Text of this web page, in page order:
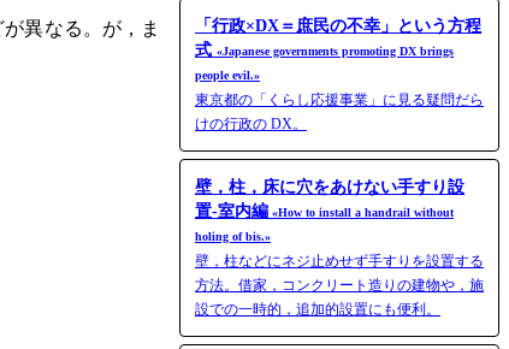
「行政×DX＝庶民の不幸」という方程
式 «Japanese governments promoting DX brings
people evil.»
東京都の「くらし応援事業」に見る疑問だら
けの行政の DX。
壁，柱，床に穴をあけない手すり設
置-室内編 «How to install a handrail without
holing of bis.»
壁，柱などにネジ止めせず手すりを設置する
方法。借家，コンクリート造りの建物や，施
設での一時的，追加的設置にも便利。
異なる。が，ま